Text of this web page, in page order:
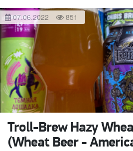
07.06.2022 851
Troll-Brew Hazy
(Wheat Beer -